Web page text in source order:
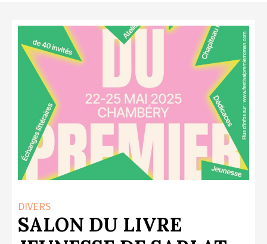
FAIRE UNE DEMANDE D’AIDE
MODÈLE D’ACCORD DE
PRESTATION
AUTEUR/PORTEUR DE
PROJET
LA COPIE PRIVÉE
LA CULTURE AVEC LA COPIE
CONTACTS
DIVERS
SALON DU LIVRE